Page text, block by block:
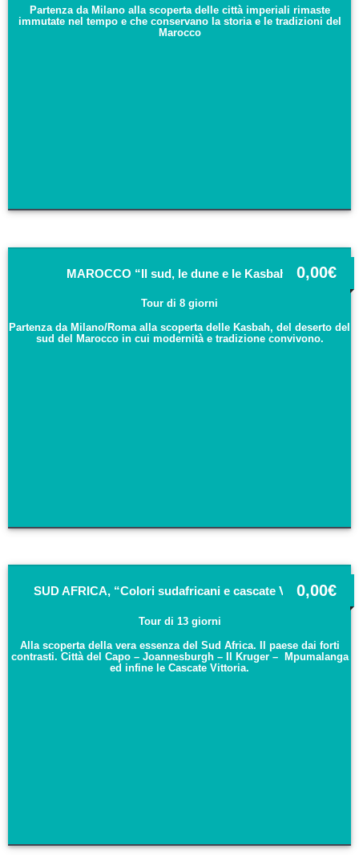
Partenza da Milano alla scoperta delle città imperiali rimaste
immutate nel tempo e che conservano la storia e le tradizioni del
Marocco
MAROCCO “Il sud, le dune e le Kasbah”
Tour di 8 giorni
Partenza da Milano/Roma alla scoperta delle Kasbah, del deserto del
sud del Marocco in cui modernità e tradizione convivono.
0,00€
SUD AFRICA, “Colori sudafricani e cascate Vittoria”
Tour di 13 giorni
Alla scoperta della vera essenza del Sud Africa. Il paese dai forti
contrasti. Città del Capo – Joannesburgh – Il Kruger – Mpumalanga
ed infine le Cascate Vittoria.
0,00€